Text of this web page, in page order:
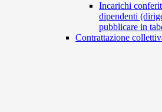
Incarichi
dipendenti
pubblicare in
Contrattazione